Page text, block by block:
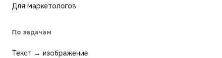
Для маркетологов
По задачам
Текст → изображение